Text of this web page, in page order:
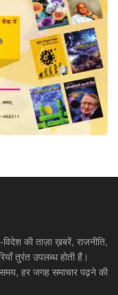
की ताज़ा ख़बरें, राजनीति,
तुरंत उपलब्ध होती हैं।
हर जगह समाचार पढ़ने की